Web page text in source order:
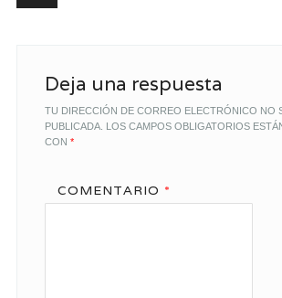
Deja una respuesta
TU DIRECCIÓN DE CORREO ELECTRÓNICO NO
PUBLICADA. LOS CAMPOS OBLIGATORIOS
CON *
COMENTARIO *